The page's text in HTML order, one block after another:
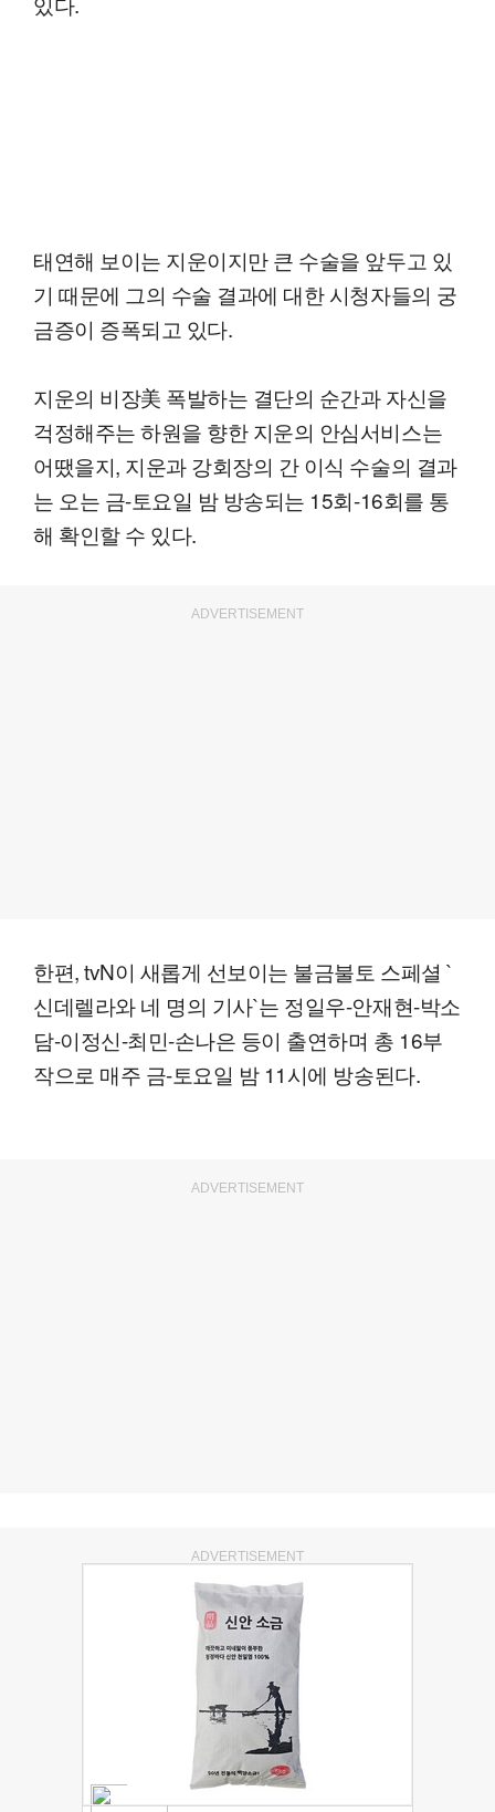
태연해 보이는 지운이지만 큰 수술을 앞두고 있
기 때문에 그의 수술 결과에 대한 시청자들의 궁
금증이 증폭되고 있다.
지운의 비장美 폭발하는 결단의 순간과 자신을
걱정해주는 하원을 향한 지운의 안심서비스는
어땠을지, 지운과 강회장의 간 이식 수술의 결과
는 오는 금-토요일 밤 방송되는 15회-16회를 통
해 확인할 수 있다.
ADVERTISEMENT
한편, tvN이 새롭게 선보이는 불금불토 스페셜 `
신데렐라와 네 명의 기사`는 정일우-안재현-박소
담-이정신-최민-손나은 등이 출연하며 총 16부
작으로 매주 금-토요일 밤 11시에 방송된다.
ADVERTISEMENT
ADVERTISEMENT